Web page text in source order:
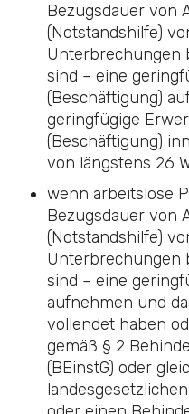
Bezugsdauer von
(Notstandshilfe)
Unterbrechungen
sind – eine
(Beschäftigung)
geringfügige
(Beschäftigung)
von längstens 26
wenn arbeitslose
Bezugsdauer von
(Notstandshilfe)
Unterbrechungen
sind – eine
aufnehmen und
vollendet haben
gemäß § 2
(BEinstG) oder